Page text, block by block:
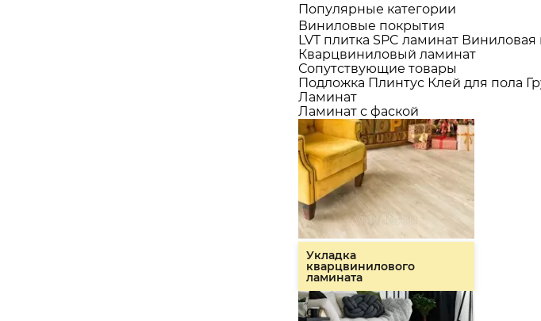
Популярные категории
Виниловые покрытия
LVT плитка SPC ламинат Виниловая
Кварцвиниловый ламинат
Сопутствующие товары
Подложка Плинтус Клей для пола
Ламинат
Ламинат с фаской
Укладка
кварцвинилового
ламината